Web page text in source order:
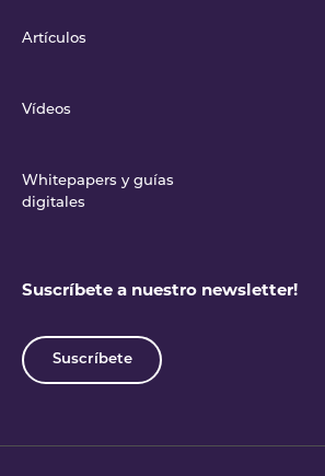
Artículos
Vídeos
Whitepapers y guías
digitales
Suscríbete a nuestro newsletter!
Suscríbete